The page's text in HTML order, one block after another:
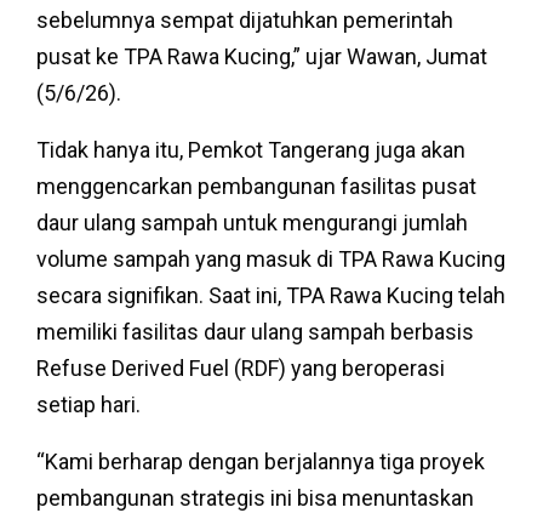
sebelumnya sempat dijatuhkan pemerintah
pusat ke TPA Rawa Kucing,” ujar Wawan, Jumat
(5/6/26).
Tidak hanya itu, Pemkot Tangerang juga akan
menggencarkan pembangunan fasilitas pusat
daur ulang sampah untuk mengurangi jumlah
volume sampah yang masuk di TPA Rawa Kucing
secara signifikan. Saat ini, TPA Rawa Kucing telah
memiliki fasilitas daur ulang sampah berbasis
Refuse Derived Fuel (RDF) yang beroperasi
setiap hari.
“Kami berharap dengan berjalannya tiga proyek
pembangunan strategis ini bisa menuntaskan